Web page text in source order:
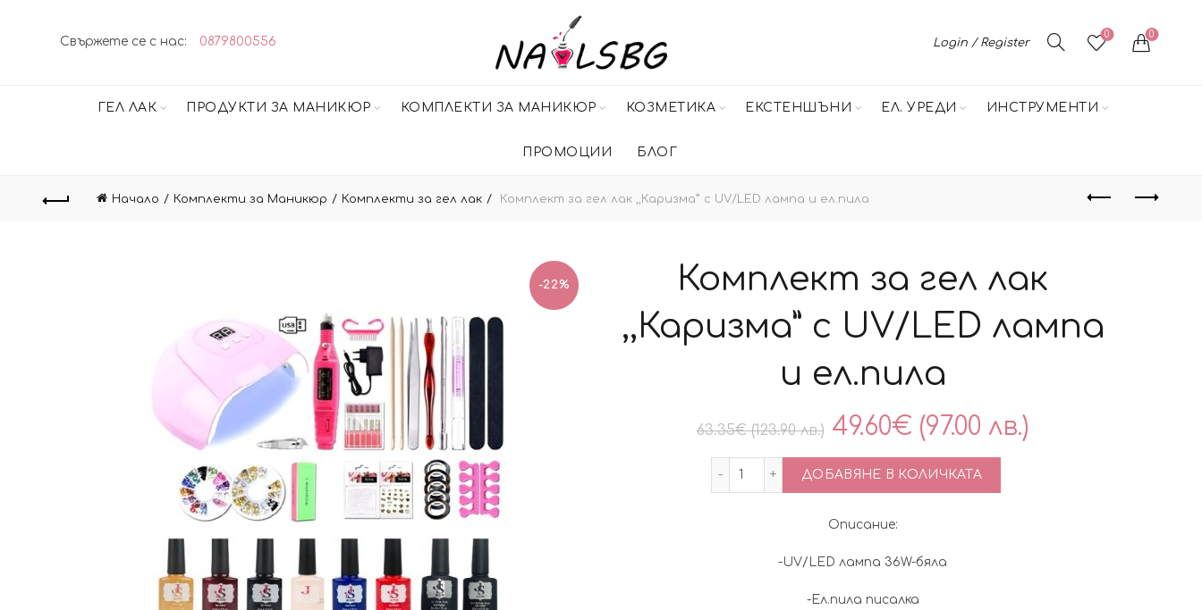
Свържете се с нас: 0879800556 Login / Register
0 0
ГЕЛ ЛАК ПРОДУКТИ ЗА МАНИКЮР КОМПЛЕКТИ ЗА МАНИКЮР КОЗМЕТИКА ЕКСТЕНШЪНИ ЕЛ. УРЕДИ ИНСТРУМЕНТИ
ПРОМОЦИИ БЛОГ
Начало Комплекти за Маникюр Комплекти за гел лак Комплект за гел лак ,,Каризма” с UV/LED лампа и ел.пила
-22%
Комплект за гел лак
,,Каризма” с UV/LED лампа
и ел.пила
63.35€ (123.90 лв.) Original
price
49.60€ (97.00 лв.)
количество за Комплект за гел лак ,,Каризма" с UV/LED лампа и
ДОБАВЯНЕ В КОЛИЧКАТА
Описание:
-UV/LED лампа 36W-бяла
-Ел.пила писалка